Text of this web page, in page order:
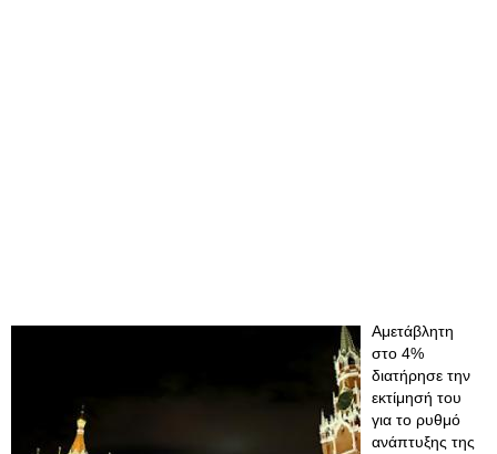
Αμετάβλητη
στο 4%
διατήρησε την
εκτίμησή του
για το ρυθμό
ανάπτυξης της